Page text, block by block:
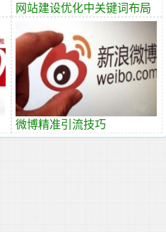
网站建设优化中关键词布局
微博精准引流技巧